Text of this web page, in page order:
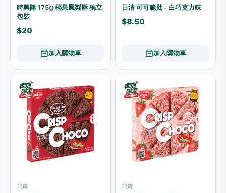
時興隆 175g 椰果鳳梨酥 獨立
包裝
$20
加入購物車
日清 可可脆批 - 白巧克力味
$8.50
加入購物車
日清 日清